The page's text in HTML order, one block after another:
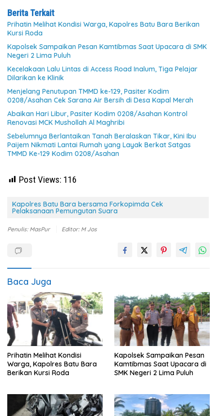
Berita Terkait
Prihatin Melihat Kondisi Warga, Kapolres Batu Bara Berikan
Kursi Roda
Kapolsek Sampaikan Pesan Kamtibmas Saat Upacara di SMK
Negeri 2 Lima Puluh
Kecelakaan Lalu Lintas di Access Road Inalum, Tiga Pelajar
Dilarikan ke Klinik
Menjelang Penutupan TMMD ke-129, Pasiter Kodim
0208/Asahan Cek Sarana Air Bersih di Desa Kapal Merah
Abaikan Hari Libur, Pasiter Kodim 0208/Asahan Kontrol
Renovasi MCK Mushollah Al Maghribi
Sebelumnya Berlantaikan Tanah Beralaskan Tikar, Kini Ibu
Paijem Nikmati Lantai Rumah yang Layak Berkat Satgas
TMMD Ke-129 Kodim 0208/Asahan
Post Views: 116
Kapolres Batu Bara bersama Forkopimda Cek
Pelaksanaan Pemungutan Suara
Penulis: MasPur Editor: M Jos
Baca Juga
Prihatin Melihat Kondisi
Warga, Kapolres Batu Bara
Berikan Kursi Roda
Kapolsek Sampaikan Pesan
Kamtibmas Saat Upacara di
SMK Negeri 2 Lima Puluh